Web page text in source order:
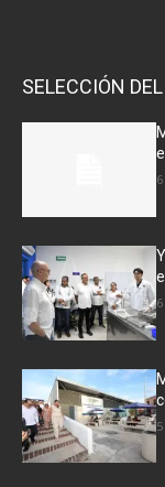
SELECCIÓN